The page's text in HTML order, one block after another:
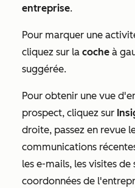
entreprise.
Pour marquer une
cliquez sur la coche à
suggérée.
Pour obtenir une vue
prospect, cliquez sur
droite, passez en revue
communications
les e-mails, les visites de
coordonnées de